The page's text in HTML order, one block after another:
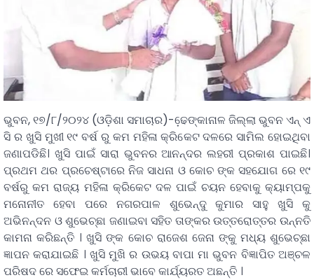
ଭୁବନ, ୧୭/୮/୨୦୨୪ (ଓଡ଼ିଶା ସମାଚାର)-ଢେ଼ଙ୍କାନାଳ ଜିଲ୍ଲା ଭୁବନ ଏନ୍ ଏ
ସି ର ଖୁସି ମୁଖୀ ୧୯ ବର୍ଷ ରୁ କମ ମହିଳା କ୍ରିକେଟ ଦଳରେ ସାମିଲ ହୋଇଥିବା
ଜଣାପଡିଛି। ଖୁସି ପାଇଁ ସାରା ଭୁବନର ଆନନ୍ଦର ଲହରୀ ପ୍ରକାଶ ପାଇଛି।
ପ୍ରଥମ ଥର ପ୍ରଚେଷ୍ଟାରେ ନିଜ ସାଧନା ଓ କୋଚ ଙ୍କ ସହଯୋଗ ରେ ୧୯
ବର୍ଷରୁ କମ ରାଜ୍ୟ ମହିଳା କ୍ରିକେଟ ଦଳ ପାଇଁ ଚୟନ ହେବାକୁ କ୍ୟାମ୍ପକୁ
ମନୋନୀତ ହେବା ପରେ ନଗରପାଳ ଶୁଭେନ୍ଦୁ କୁମାର ସାହୁ ଖୁସି କୁ
ଅଭିନନ୍ଦନ ଓ ଶୁଭେଚ୍ଛା ଜଣାଇବା ସହିତ ତାଙ୍କର ଉତ୍ତରୋତ୍ତର ଉନ୍ନତି
କାମନା କରିଛନ୍ତି । ଖୁସି ଙ୍କ କୋଚ ରାଜେଶ ଜେନା ଙ୍କୁ ମଧ୍ୟ ଶୁଭେଚ୍ଛା
ଜ୍ଞାପନ କରାଯାଇଛି । ଖୁସି ମୁଖି ର ଉଭୟ ବାପା ମା ଭୁବନ ବିଜ୍ଞାପିତ ଅଞ୍ଚଳ
ପରିଷଦ ରେ ସଫେଇ କର୍ମଚାରୀ ଭାବେ କାର୍ଯ୍ୟରତ ଅଛନ୍ତି ।